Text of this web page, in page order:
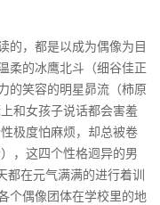
的，都是以成为偶像为目
柔的冰鹰北斗（细谷佳正
的笑容的明星昴流（柿原
和女孩子说话都会害羞
极度怕麻烦，却总被卷
，这四个性格迥异的男
都在元气满满的进行着训
个偶像团体在学校里的地